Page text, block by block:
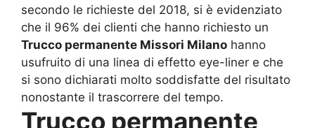
secondo le richieste del 2018, si è evidenziato
che il 96% dei clienti che hanno richiesto un
Trucco permanente Missori Milano hanno
usufruito di una linea di effetto eye-liner e che
si sono dichiarati molto soddisfatte del risultato
nonostante il trascorrere del tempo.
Trucco permanente